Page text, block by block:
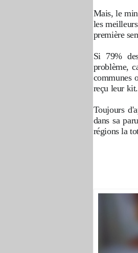
Mais, le
les
première
Si 79%
problème,
communes
reçu leur kit.
Toujours
dans sa
régions la